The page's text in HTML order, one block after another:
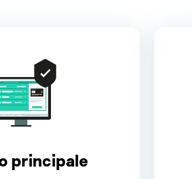
principale